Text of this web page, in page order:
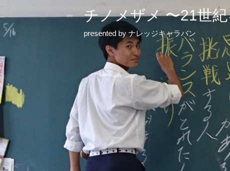
チノメザメ 〜21世
presented by ナレッジキャラバン